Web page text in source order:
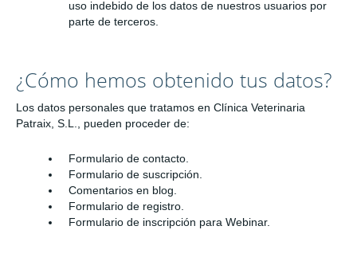
uso indebido de los datos de nuestros usuarios por
parte de terceros.
¿Cómo hemos obtenido tus datos?
Los datos personales que tratamos en Clínica Veterinaria
Patraix, S.L., pueden proceder de:
Formulario de contacto.
Formulario de suscripción.
Comentarios en blog.
Formulario de registro.
Formulario de inscripción para Webinar.